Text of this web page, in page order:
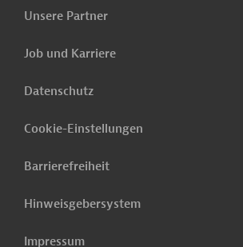
Unsere Partner
Job und Karriere
Datenschutz
Cookie-Einstellungen
Barrierefreiheit
Hinweisgebersystem
Impressum